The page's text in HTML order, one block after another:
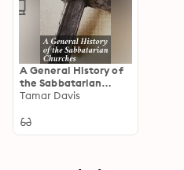
A General History of
the Sabbatarian
Churches: Exploring
Sabbath Observance
Tamar Davis